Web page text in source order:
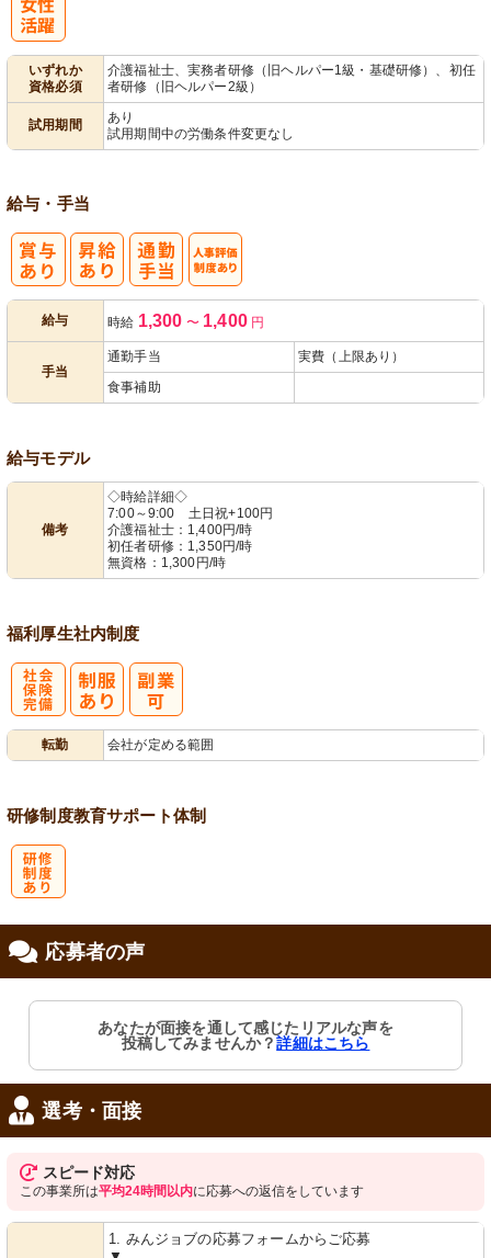
いずれか
資格必須
介護福祉士、実務者研修（旧ヘルパー1級・基礎研修）、初任
者研修（旧ヘルパー2級）
試用期間
あり
試用期間中の労働条件変更なし
給与・手当
給与 時給 1,300 〜 1,400円
手当
通勤手当
実費（上限あり）
食事補助
給与モデル
備考
◇時給詳細◇
7:00～9:00 土日祝+100円
介護福祉士：1,400円/時
初任者研修：1,350円/時
無資格：1,300円/時
福利厚生社内制度
転勤 会社が定める範囲
研修制度教育サポート体制
応募者の声
あなたが面接を通して感じたリアルな声を
投稿してみませんか？詳細はこちら
選考・面接
スピード対応
この事業所は平均24時間以内に応募への返信をしています
1. みんジョブの応募フォームからご応募